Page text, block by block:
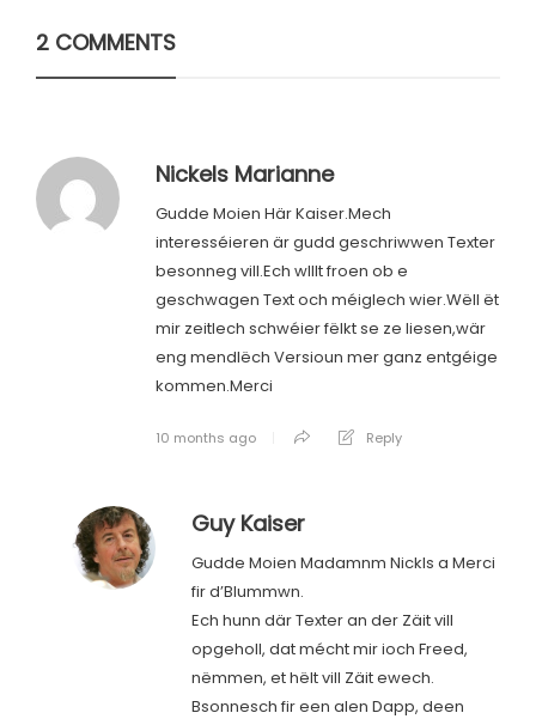
2 COMMENTS
Nickels Marianne
Gudde Moien Här Kaiser.Mech
interesséieren är gudd geschriwwen Texter
besonneg vill.Ech wlllt froen ob e
geschwagen Text och méiglech wier.Wëll ët
mir zeitlech schwéier fëlkt se ze liesen,wär
eng mendlëch Versioun mer ganz entgéige
kommen.Merci
10 months ago Reply
Guy Kaiser
Gudde Moien Madamnm Nickls a Merci
fir d’Blummwn.
Ech hunn där Texter an der Zäit vill
opgeholl, dat mécht mir ioch Freed,
nëmmen, et hëlt vill Zäit ewech.
Bsonnesch fir een alen Dapp, deen